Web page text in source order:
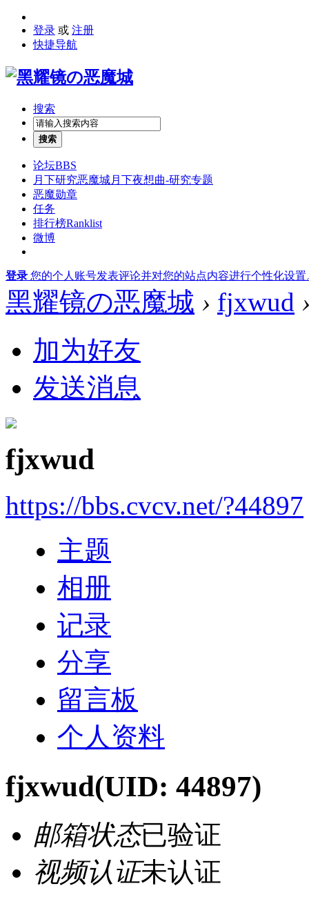
登录 或 注册
快捷导航
搜索
搜索
论坛BBS
月下研究恶魔城月下夜想曲-研究专题
恶魔勋章
任务
排行榜Ranklist
微博
登录 您的个人账号发表评论并对您的站点内容进行个性化设置
黑耀镜の恶魔城 › fjxwud
加为好友
发送消息
fjxwud
https://bbs.cvcv.net/?44897
主题
相册
记录
分享
留言板
个人资料
fjxwud(UID: 44897)
邮箱状态已验证
视频认证未认证